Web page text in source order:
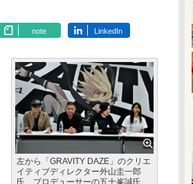
note LinkedIn
左から「GRAVITY DAZE」のクリエ
イティブディレクター外山圭一郎
氏、プロデューサーの五十峯誠氏、